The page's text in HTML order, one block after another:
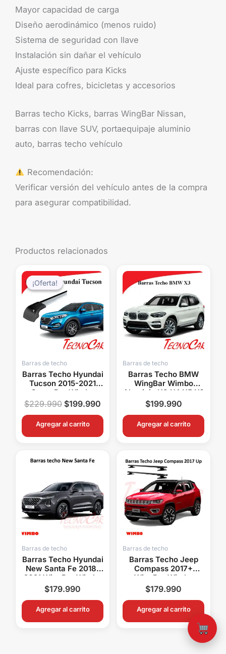
Mayor capacidad de carga
Diseño aerodinámico (menos ruido)
Sistema de seguridad con llave
Instalación sin dañar el vehículo
Ajuste específico para Kicks
Ideal para cofres, bicicletas y accesorios
Barras techo Kicks, barras WingBar Nissan,
barras con llave SUV, portaequipaje aluminio
auto, barras techo vehículo
Recomendación:
Verificar versión del vehículo antes de la compra
para asegurar compatibilidad.
Productos relacionados
¡Oferta!
¡Oferta!
Barras de techo
Barras Techo Hyundai
Tucson 2015-2021
Cross Bar Wimbo
Aluminio Con Llave
$229.990
El
precio
original
era:
$229.990.
$199.990
El
precio
$199.990.
Agregar al carrito
Barras de techo
Barras Techo BMW
WingBar Wimbo
Aluminio X3 X4 X5 X6
Serie 2 y 3
Portaequipaje
$199.990
Agregar al carrito
Barras de techo
Barras Techo Hyundai
New Santa Fe 2018-
2021 WingBar Wimbo
Aluminio Con Llave
$179.990
Agregar al carrito
Barras de techo
Barras Techo Jeep
Compass 2017+
WingBar Wimbo
Aluminio
Portaequipaje
$179.990
Agregar al carrito